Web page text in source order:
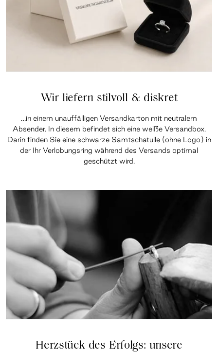
Wir liefern stilvoll & diskret
…in einem unauffälligen Versandkarton mit neutralem
Absender. In diesem befindet sich eine weiße Versandbox.
Darin finden Sie eine schwarze Samtschatulle (ohne Logo) in
der Ihr Verlobungsring während des Versands optimal
geschützt wird.
Herzstück des Erfolgs: unsere